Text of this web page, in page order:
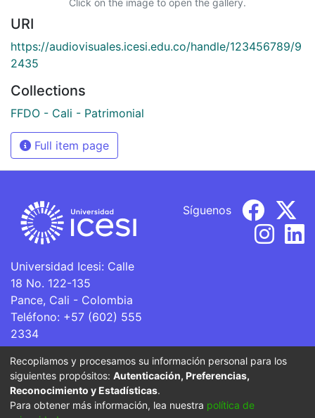
URI
https://audiovisuales.icesi.edu.co/handle/123456789/9
2435
Collections
FFDO - Cali - Patrimonial
Full item page
Universidad Icesi: Calle
18 No. 122-135
Pance, Cali - Colombia
Teléfono: +57 (602) 555
2334
ventanillaunica@icesi.edu.co
Síguenos
La Universidad Icesi es una Institución de Educación
Superior que se encuentra sujeta a inspección y vigilancia
Recopilamos y procesamos su información personal para los
siguientes propósitos: Autenticación, Preferencias,
Reconocimiento y Estadísticas.
Para obtener más información, lea nuestra política de